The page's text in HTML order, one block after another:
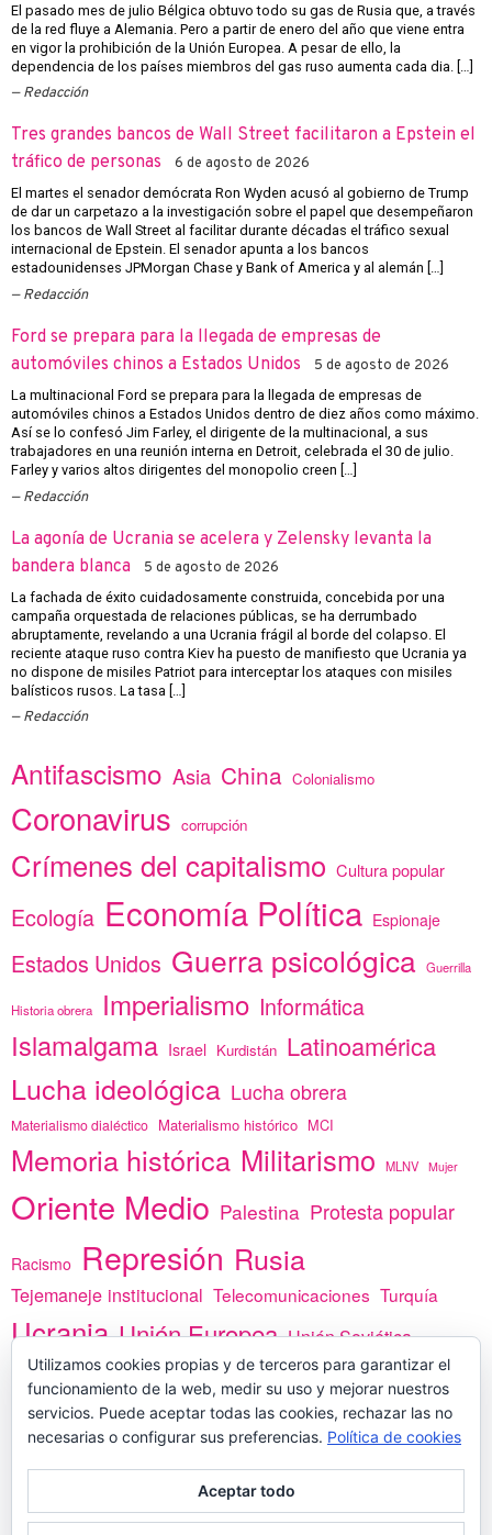
El pasado mes de julio Bélgica obtuvo todo su gas de Rusia que, a través
de la red fluye a Alemania. Pero a partir de enero del año que viene entra
en vigor la prohibición de la Unión Europea. A pesar de ello, la
dependencia de los países miembros del gas ruso aumenta cada dia. […]
Redacción
Tres grandes bancos de Wall Street facilitaron a Epstein el
tráfico de personas
6 de agosto de 2026
El martes el senador demócrata Ron Wyden acusó al gobierno de Trump
de dar un carpetazo a la investigación sobre el papel que desempeñaron
los bancos de Wall Street al facilitar durante décadas el tráfico sexual
internacional de Epstein. El senador apunta a los bancos
estadounidenses JPMorgan Chase y Bank of America y al alemán […]
Redacción
Ford se prepara para la llegada de empresas de
automóviles chinos a Estados Unidos
5 de agosto de 2026
La multinacional Ford se prepara para la llegada de empresas de
automóviles chinos a Estados Unidos dentro de diez años como máximo.
Así se lo confesó Jim Farley, el dirigente de la multinacional, a sus
trabajadores en una reunión interna en Detroit, celebrada el 30 de julio.
Farley y varios altos dirigentes del monopolio creen […]
Redacción
La agonía de Ucrania se acelera y Zelensky levanta la
bandera blanca
5 de agosto de 2026
La fachada de éxito cuidadosamente construida, concebida por una
campaña orquestada de relaciones públicas, se ha derrumbado
abruptamente, revelando a una Ucrania frágil al borde del colapso. El
reciente ataque ruso contra Kiev ha puesto de manifiesto que Ucrania ya
no dispone de misiles Patriot para interceptar los ataques con misiles
balísticos rusos. La tasa […]
Redacción
Antifascismo Asia China Colonialismo
Coronavirus corrupción
Crímenes del capitalismo Cultura popular
Ecología Economía Política Espionaje
Estados Unidos Guerra psicológica Guerrilla
Historia obrera Imperialismo Informática
Islamalgama Israel Kurdistán Latinoamérica
Lucha ideológica Lucha obrera
Materialismo dialéctico Materialismo histórico MCI
Memoria histórica Militarismo MLNV Mujer
Oriente Medio Palestina Protesta popular
Racismo Represión Rusia
Tejemaneje institucional Telecomunicaciones Turquía
Ucrania Unión Europea Unión Soviética
vacunas Yemen África
PREGÚNTANOS
Utilizamos cookies propias y de terceros para garantizar el
funcionamiento de la web, medir su uso y mejorar nuestros
servicios. Puede aceptar todas las cookies, rechazar las no
necesarias o configurar sus preferencias. Política de cookies
Aceptar todo